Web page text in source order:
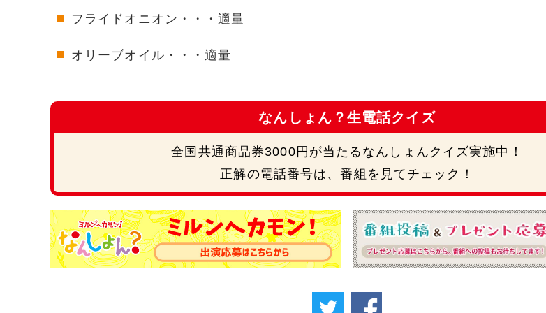
フライドオニオン・・・適量
オリーブオイル・・・適量
なんしょん？生電話クイズ
全国共通商品券3000円が当たるなんしょんクイズ実施中！
正解の電話番号は、番組を見てチェック！